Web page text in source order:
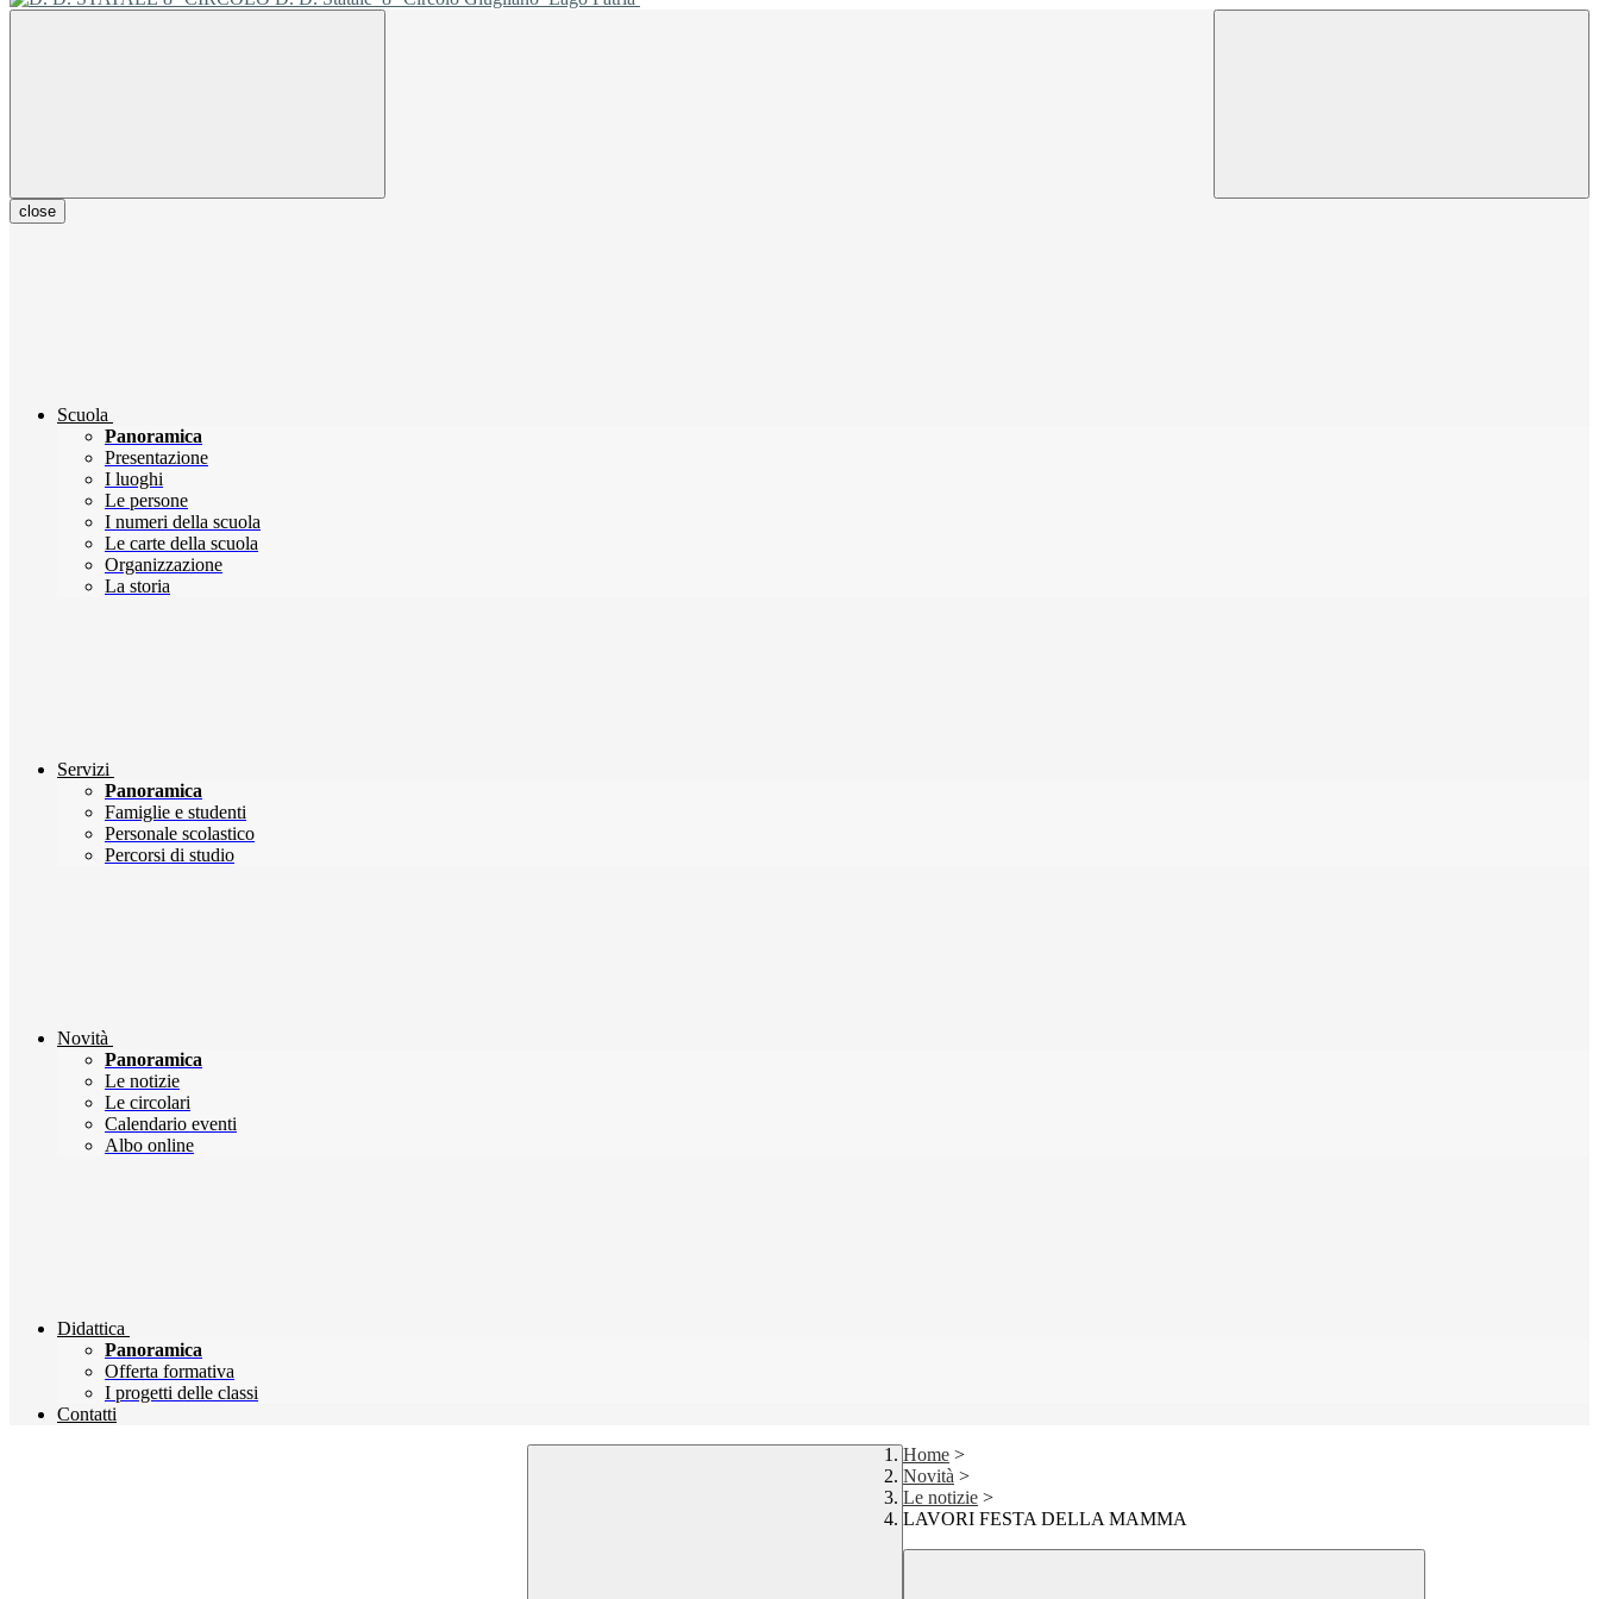
close
Scuola
Panoramica
Presentazione
I luoghi
Le persone
I numeri della scuola
Le carte della scuola
Organizzazione
La storia
Servizi
Panoramica
Famiglie e studenti
Personale scolastico
Percorsi di studio
Novità
Panoramica
Le notizie
Le circolari
Calendario eventi
Albo online
Didattica
Panoramica
Offerta formativa
I progetti delle classi
Contatti
Home >
Novità >
Le notizie >
LAVORI FESTA DELLA MAMMA